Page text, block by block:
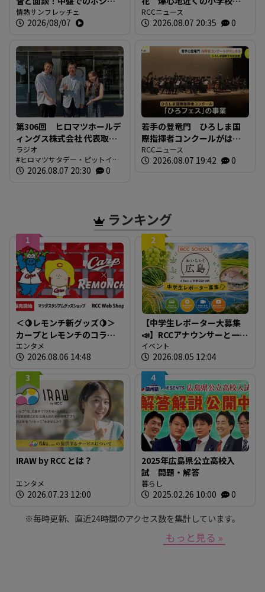
ョン争いに本気で挑む【情
熱サンフレッチェ】
情熱サンフレッチェ
2026/08/07
訪問 「被爆体験を若い世
代に繋いでいくことが大
RCCニュース
2026.08.07 20:35 0
第306回 ヒロマツホールデ
ィングス株式会社 代表取締
役社長 槙本良二さん 前編
【ヒロマツ サタデー・ピッ
トイン】
ラジオ
ヒロマツサタデー・ピットイン
ブログ2026.08.07 20:30 0
若手の登竜門 ひろしま国
際指揮者コンクールがはじ
まる 表現力や指揮の技術
を競う 広島市
RCCニュース
2026.08.07 19:42 0
ランキング
1
＜🍋レモンチ新グッズ🍋＞
カープとレモンチのコラボ
グッズが登場！
エンタメ
2026.08.06 14:48
2
【中学生レポーター大募集
📣】RCCアナウンサーと一緒
に「広島の食」の現場を取
材しよう！
イベント
2026.08.05 12:04
3
IRAW by RCC とは？
エンタメ
2026.07.23 12:00
4
2025年広島県公立高校入
試 問題・解答
暮らし
2025.02.26 10:00 0
※毎時更新、直近24時間のアクセス数を集計しています。
もっと見る »